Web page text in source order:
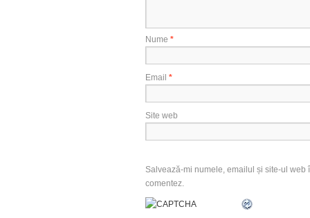
Nume *
Email *
Site web
Salvează-mi numele, emailul și site-ul
comentez.